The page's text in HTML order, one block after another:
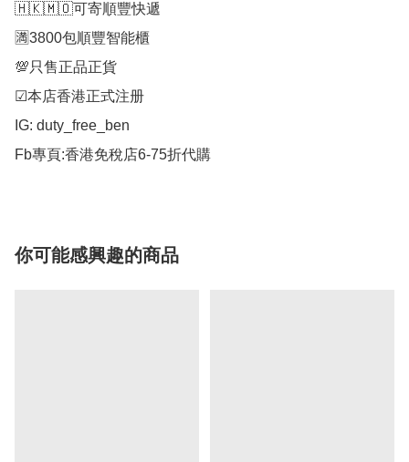
🇭🇰🇲🇴可寄順豐快遞
🈵3800包順豐智能櫃
💯只售正品正貨
☑︎本店香港正式注册
IG: duty_free_ben
你可能感興趣的商品